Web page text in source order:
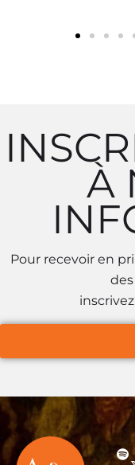
À
Pour recevoir en